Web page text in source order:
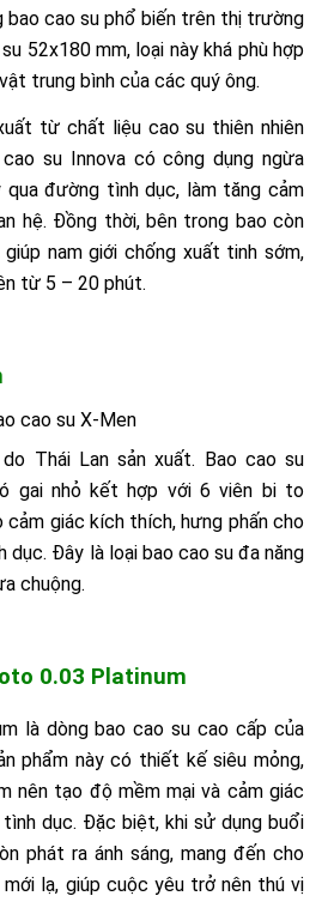
cao su phổ biến trên thị trường
52x180 mm, loại này khá phù hợp
trung bình của các quý ông.
từ chất liệu cao su thiên nhiên
su Innova có công dụng ngừa
qua đường tình dục, làm tăng cảm
hệ. Đồng thời, bên trong bao còn
nam giới chống xuất tinh sớm,
từ 5 – 20 phút.
cao su X-Men
Thái Lan sản xuất. Bao cao su
gai nhỏ kết hợp với 6 viên bi to
cảm giác kích thích, hưng phấn cho
dục. Đây là loại bao cao su đa năng
chuộng.
0.03 Platinum
là dòng bao cao su cao cấp của
phẩm này có thiết kế siêu mỏng,
nên tạo độ mềm mại và cảm giác
dục. Đặc biệt, khi sử dụng buổi
phát ra ánh sáng, mang đến cho
lạ, giúp cuộc yêu trở nên thú vị